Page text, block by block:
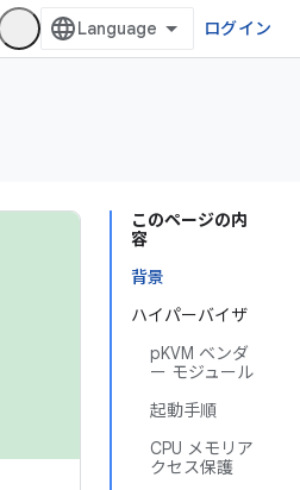
ログイン
このページの内
容
背景
ハイパーバイザ
pKVM ベンダ
ー モジュール
起動手順
CPU メモリア
クセス保護